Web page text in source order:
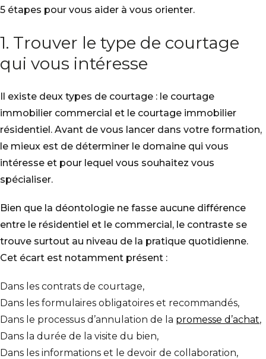
5 étapes pour vous aider à vous orienter.
1. Trouver le type de courtage
qui vous intéresse
Il existe deux types de courtage : le courtage
immobilier commercial et le courtage immobilier
résidentiel. Avant de vous lancer dans votre formation,
le mieux est de déterminer le domaine qui vous
intéresse et pour lequel vous souhaitez vous
spécialiser.
Bien que la déontologie ne fasse aucune différence
entre le résidentiel et le commercial, le contraste se
trouve surtout au niveau de la pratique quotidienne.
Cet écart est notamment présent :
Dans les contrats de courtage,
Dans les formulaires obligatoires et recommandés,
Dans le processus d’annulation de la promesse d’achat,
Dans la durée de la visite du bien,
Dans les informations et le devoir de collaboration,